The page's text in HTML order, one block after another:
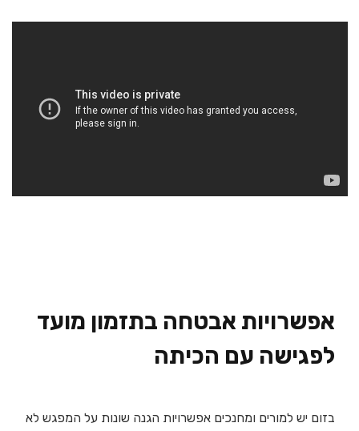
אפשרויות אבטחה בתזמון מועד
לפגישה עם הכיתה
בזום יש למורים ומחנכים אפשרויות הגנה שונות על המפגש לא